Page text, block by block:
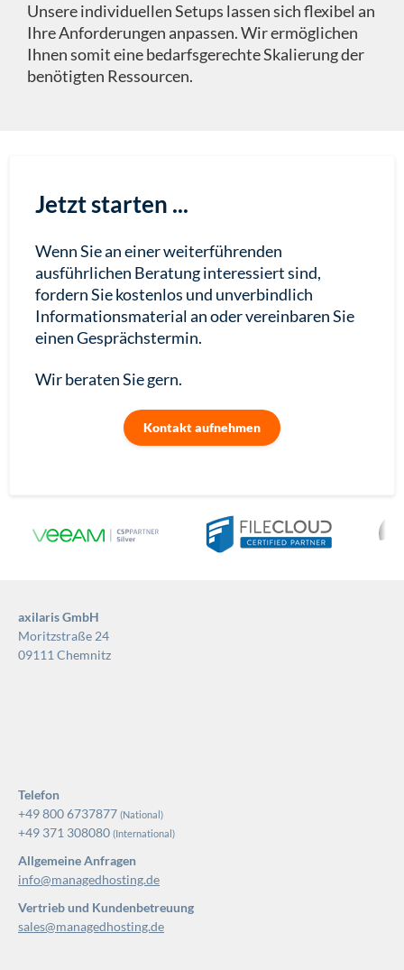
Unsere individuellen Setups lassen sich flexibel an
Ihre Anforderungen anpassen. Wir ermöglichen
Ihnen somit eine bedarfsgerechte Skalierung der
benötigten Ressourcen.
Jetzt starten ...
Wenn Sie an einer weiterführenden
ausführlichen Beratung interessiert sind,
fordern Sie kostenlos und unverbindlich
Informationsmaterial an oder vereinbaren Sie
einen Gesprächstermin.
Wir beraten Sie gern.
Kontakt aufnehmen
axilaris GmbH
Moritzstraße 24
09111 Chemnitz
Telefon
+49 800 6737877 (National)
+49 371 308080 (International)
Allgemeine Anfragen
info@managedhosting.de
Vertrieb und Kundenbetreuung
sales@managedhosting.de